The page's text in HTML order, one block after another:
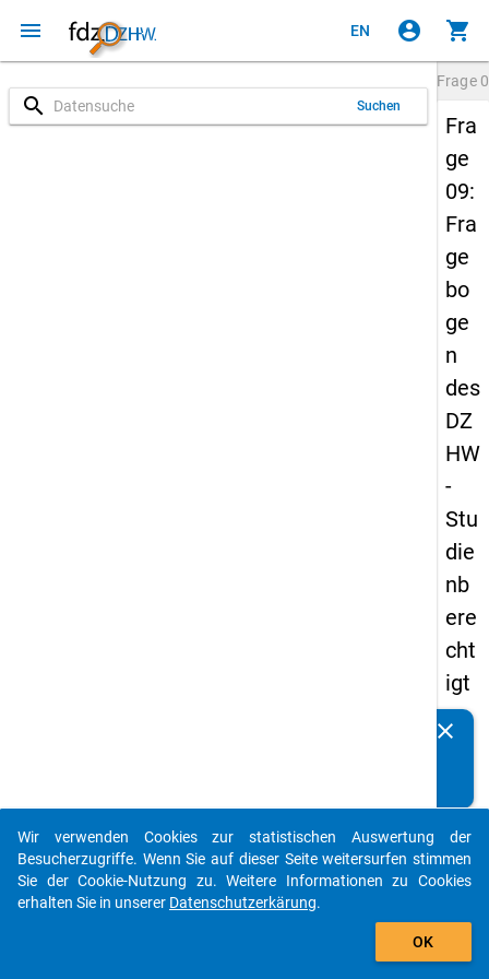
menu EN account_circle shopping_cart
search Suchen
Frage
Fra
ge
09:
Fra
ge
bo
ge
n
des
DZ
HW
-
Stu
die
nb
ere
cht
igt
en
s
20
08
clear
auto_stories
add_shopping_cart
Wir verwenden Cookies zur statistischen Auswertung der
Besucherzugriffe. Wenn Sie auf dieser Seite weitersurfen stimmen
Sie der Cookie-Nutzung zu. Weitere Informationen zu Cookies
erhalten Sie in unserer Datenschutzerkärung.
OK